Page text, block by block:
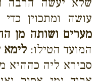
עושה ומתכוין
מערים ושותה מן
המועד הטילו:
סבירא ליה כההיא